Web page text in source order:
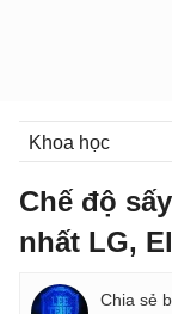
Khoa học
Chế độ
nhất LG,